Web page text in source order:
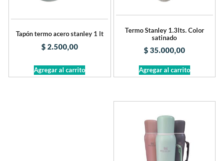
Tapón termo acero stanley 1 lt
$2.500,00
Agregar al carrito
Termo Stanley 1.3lts. Color
satinado
$35.000,00
Agregar al carrito